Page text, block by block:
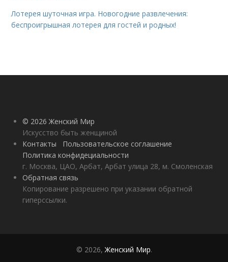
Лотерея шуточная игра. Новогодние развлечения:
беспроигрышная лотерея для гостей и родных!
© 2026 Женский Мир
Искусство быть женщиной
Контакты
Пользовательское соглашение
Политика конфидециальности
г. Москва, ЦАО, Арбат, Арбат улица 28, м. Смоленская
Обратная связь
Копирование разрешено при указании обратной
гиперссылки.
© 2026, Женский Мир.